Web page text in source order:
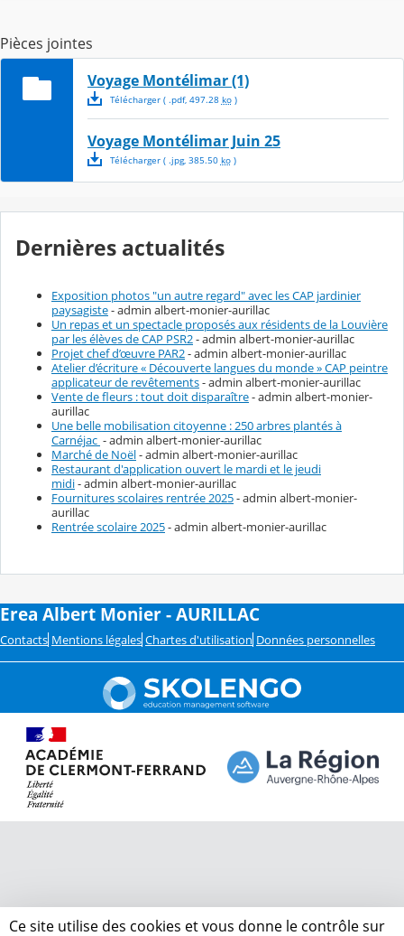
Pièces jointes
Voyage Montélimar (1)
Télécharger( .pdf, 497.28 ko)
Voyage Montélimar Juin 25
Télécharger( .jpg, 385.50 ko)
Dernières actualités
Exposition photos "un autre regard" avec les CAP jardinier
paysagiste- admin albert-monier-aurillac
Un repas et un spectacle proposés aux résidents de la Louvière
par les élèves de CAP PSR2- admin albert-monier-aurillac
Projet chef d’œuvre PAR2- admin albert-monier-aurillac
Atelier d’écriture « Découverte langues du monde » CAP peintre
applicateur de revêtements- admin albert-monier-aurillac
Vente de fleurs : tout doit disparaître- admin albert-monier-
aurillac
Une belle mobilisation citoyenne : 250 arbres plantés à
Carnéjac - admin albert-monier-aurillac
Marché de Noël- admin albert-monier-aurillac
Restaurant d'application ouvert le mardi et le jeudi
midi- admin albert-monier-aurillac
Fournitures scolaires rentrée 2025- admin albert-monier-
aurillac
Rentrée scolaire 2025- admin albert-monier-aurillac
Erea Albert Monier - AURILLAC
Contacts Mentions légales Chartes d'utilisation Données personnelles
Ce site utilise des cookies et vous donne le contrôle sur